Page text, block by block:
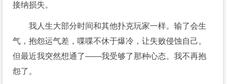
接纳损失。
我人生大部分时间和其他扑克玩家一样。输了会生
气，抱怨运气差，喋喋不休于爆冷，让失败侵蚀自己。
但最近我突然想通了——我受够了那种心态。我不再抱
怨了。